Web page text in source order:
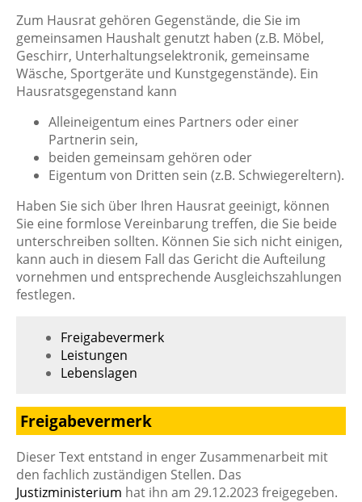
Zum Hausrat gehören Gegenstände, die Sie im
gemeinsamen Haushalt genutzt haben (z.B. Möbel,
Geschirr, Unterhaltungselektronik, gemeinsame
Wäsche, Sportgeräte und Kunstgegenstände). Ein
Hausratsgegenstand kann
Alleineigentum eines Partners oder einer
Partnerin sein,
beiden gemeinsam gehören oder
Eigentum von Dritten sein (z.B. Schwiegereltern).
Haben Sie sich über Ihren Hausrat geeinigt, können
Sie eine formlose Vereinbarung treffen, die Sie beide
unterschreiben sollten. Können Sie sich nicht einigen,
kann auch in diesem Fall das Gericht die Aufteilung
vornehmen und entsprechende Ausgleichszahlungen
festlegen.
Freigabevermerk
Leistungen
Lebenslagen
Freigabevermerk
Dieser Text entstand in enger Zusammenarbeit mit
den fachlich zuständigen Stellen. Das
Justizministerium hat ihn am 29.12.2023 freigegeben.